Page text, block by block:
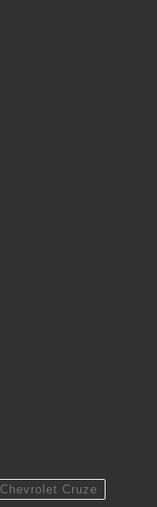
Chevrolet Cruze